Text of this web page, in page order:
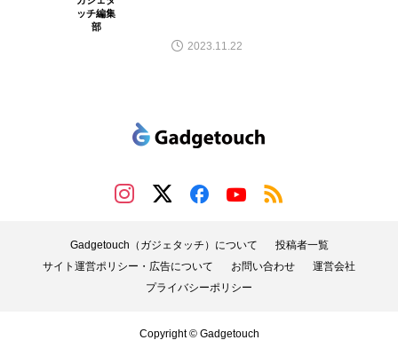
Gadgetouch（ガジェタッチ）について
投稿者一覧
サイト運営ポリシー・広告について
お問い合わせ
運営会社
プライバシーポリシー
Copyright © Gadgetouch